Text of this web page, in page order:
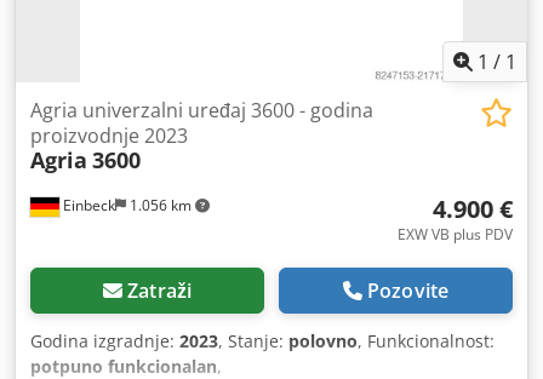
1 / 1
Einbeck 1.056 km
Agria univerzalni uređaj 3600 - godina
proizvodnje 2023
Agria 3600
4.900 €
EXW VB plus PDV
Zatraži Pozovite
Godina izgradnje: 2023, Stanje: polovno, Funkcionalnost:
potpuno funkcionalan,